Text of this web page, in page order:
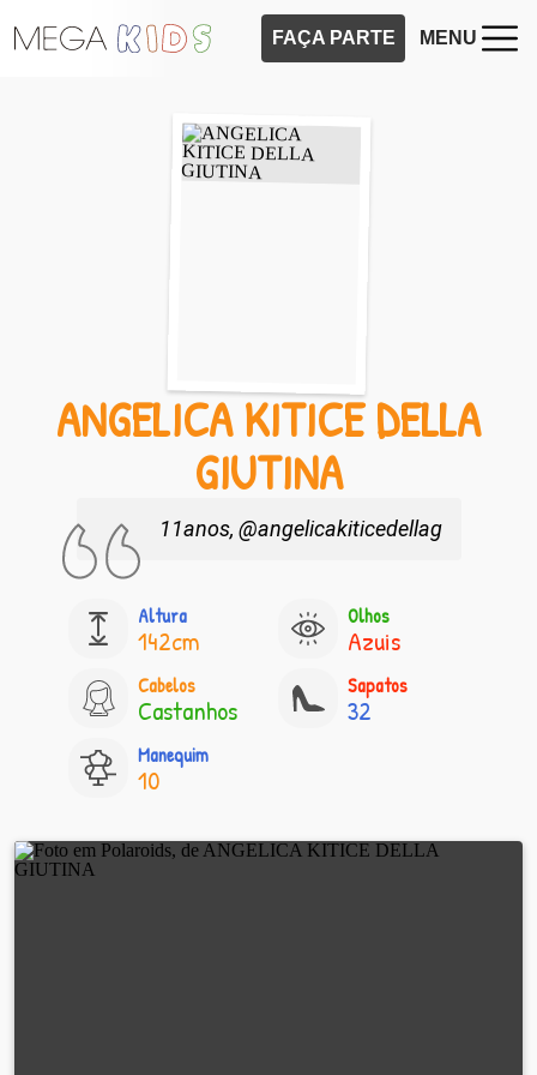
FAÇA PARTE MENU
ANGELICA KITICE DELLA
GIUTINA
11anos, @angelicakiticedellag
Altura
142cm
Olhos
Azuis
Cabelos
Castanhos
Sapatos
32
Manequim
10